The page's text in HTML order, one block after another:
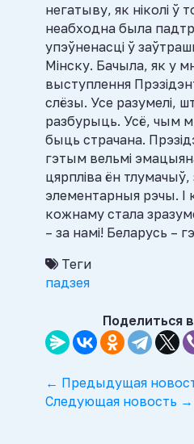
негатыву, як ніколі ў
неабходна была
упэўненасці ў
Мінску. Бачыла, як у
выступлення
слёзы. Усе разумелі,
разбурыць. Усё, чым
быць страчана.
гэтым вельмі
цярпліва ён
элементарныя рэчы. І
кожнаму стала
– за намі! Беларусь –
Теги
падзея
Поделиться
← Предыдущая
Следующая новость →